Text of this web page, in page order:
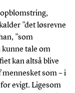
”det løsrevne
”som
tale om
kan altså blive
som – i
evigt. Ligesom